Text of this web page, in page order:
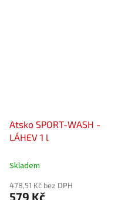
Atsko SPORT-WASH -
LÁHEV 1 l
Skladem
478,51 Kč bez DPH
579 Kč